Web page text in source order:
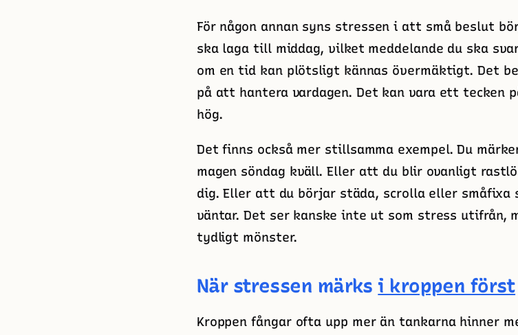
För någon annan syns stressen i att små beslut
ska laga till middag, vilket meddelande du ska
om en tid kan plötsligt kännas övermäktigt. Det
på att hantera vardagen. Det kan vara ett tecken
hög.
Det finns också mer stillsamma exempel. Du
magen söndag kväll. Eller att du blir ovanligt
dig. Eller att du börjar städa, scrolla eller småfixa
väntar. Det ser kanske inte ut som stress utifrån,
tydligt mönster.
När stressen märks i kroppen först
Kroppen fångar ofta upp mer än tankarna hinner